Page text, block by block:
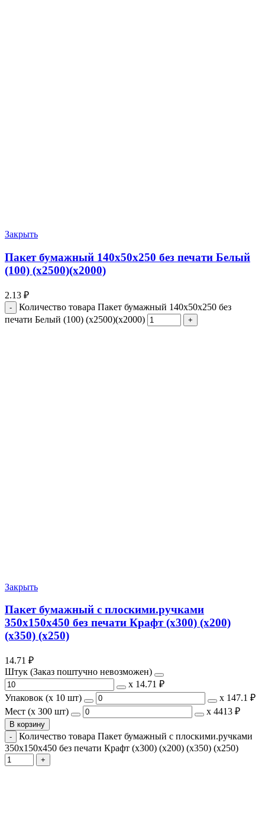
Закрыть
Пакет бумажный 140х50х250 без печати Белый
(100) (х2500)(х2000)
2.13 ₽
Количество товара Пакет бумажный 140х50х250 без
печати Белый (100) (х2500)(х2000)
Закрыть
Пакет бумажный с плоскими.ручками
350x150x450 без печати Крафт (x300) (х200)
(х350) (х250)
14.71 ₽
Штук (Заказ поштучно невозможен)
х 14.71 ₽
Упаковок (x 10 шт)
х 147.1 ₽
Мест (x 300 шт)
х 4413 ₽
В корзину
Количество товара Пакет бумажный с плоскими.ручками
350x150x450 без печати Крафт (x300) (х200) (х350) (х250)